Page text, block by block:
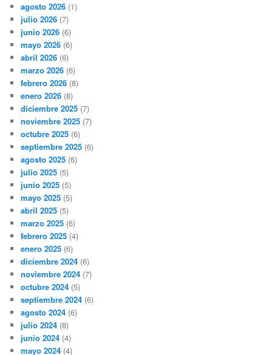
agosto 2026 (1)
julio 2026 (7)
junio 2026 (6)
mayo 2026 (6)
abril 2026 (6)
marzo 2026 (6)
febrero 2026 (8)
enero 2026 (8)
diciembre 2025 (7)
noviembre 2025 (7)
octubre 2025 (6)
septiembre 2025 (6)
agosto 2025 (6)
julio 2025 (5)
junio 2025 (5)
mayo 2025 (5)
abril 2025 (5)
marzo 2025 (6)
febrero 2025 (4)
enero 2025 (6)
diciembre 2024 (6)
noviembre 2024 (7)
octubre 2024 (5)
septiembre 2024 (6)
agosto 2024 (6)
julio 2024 (8)
junio 2024 (4)
mayo 2024 (4)